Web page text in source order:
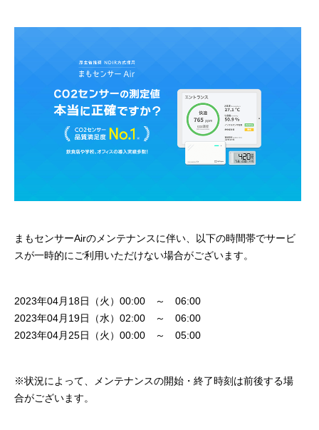
まもセンサーAirのメンテナンスに伴い、以下の時間帯でサービ
スが一時的にご利用いただけない場合がございます。
2023年04月18日（火）00:00 ～ 06:00
2023年04月19日（水）02:00 ～ 06:00
2023年04月25日（火）00:00 ～ 05:00
※状況によって、メンテナンスの開始・終了時刻は前後する場
合がございます。